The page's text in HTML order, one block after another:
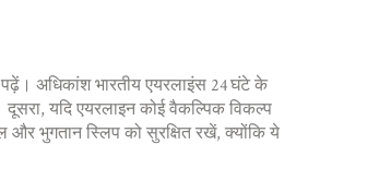
अधिकांश भारतीय एयरलाइंस 24 घंटे के
यदि एयरलाइन कोई वैकल्पिक विकल्प
भुगतान स्लिप को सुरक्षित रखें, क्योंकि ये